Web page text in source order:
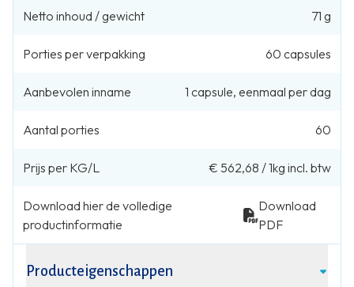
Netto inhoud / gewicht 71 g
Porties per verpakking 60 capsules
Aanbevolen inname 1 capsule, eenmaal per dag
Aantal porties 60
Prijs per KG/L € 562,68 /1kg incl. btw
Download hier de volledige
productinformatie
Download
PDF
Producteigenschappen